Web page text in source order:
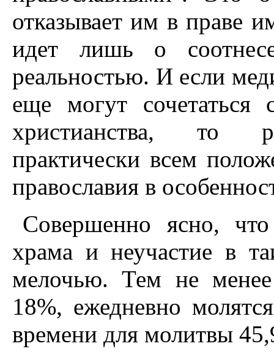
отказывает им в праве
идет лишь о
реальностью. И если
еще могут сочетаться
христианства, то
практически всем
православия в
Совершенно ясно,
храма и неучастие в
мелочью. Тем не
18%, ежедневно
времени для молитвы